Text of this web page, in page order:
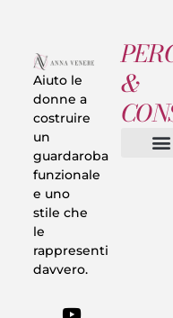
Aiuto le
donne a
costruire
un
guardaroba
funzionale
e uno
stile che
le
rappresenti
davvero.
&